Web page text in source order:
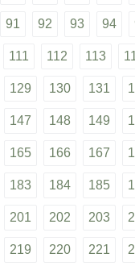
91 92 93 94
111 112 113
129 130 131
147 148 149
165 166 167
183 184 185
201 202 203
219 220 221